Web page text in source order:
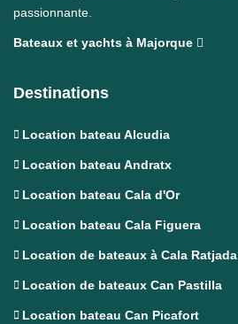
passionnante.
Bateaux et yachts à Majorque
Destinations
Location bateau Alcudia
Location bateau Andratx
Location bateau Cala d'Or
Location bateau Cala Figuera
Location de bateaux à Cala Ratjada
Location de bateaux Can Pastilla
Location bateau Can Picafort